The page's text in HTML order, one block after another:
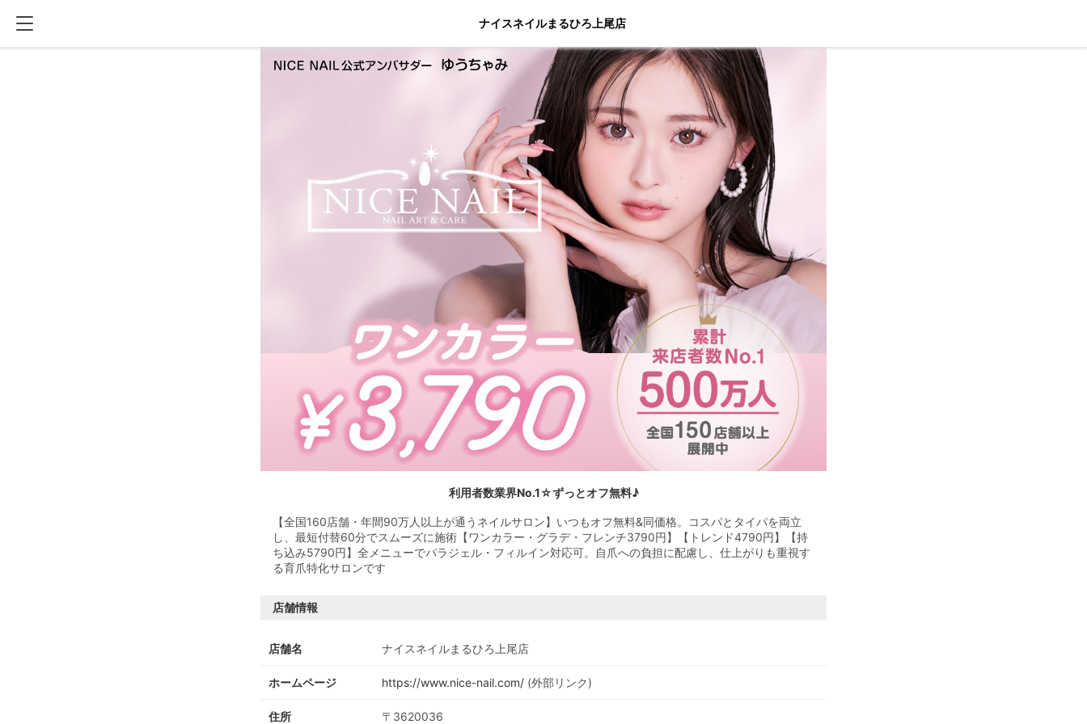
ナイスネイルまるひろ上尾店
利用者数業界No.1☆ずっとオフ無料♪
【全国160店舗・年間90万人以上が通うネイルサロン】いつもオフ無料&同価格。コスパとタイパを両立
し、最短付替60分でスムーズに施術【ワンカラー・グラデ・フレンチ3790円】【トレンド4790円】【持
ち込み5790円】全メニューでパラジェル・フィルイン対応可。自爪への負担に配慮し、仕上がりも重視す
る育爪特化サロンです
店舗情報
店舗名 ナイスネイルまるひろ上尾店
ホームページ https://www.nice-nail.com/ (外部リンク)
住所 〒3620036